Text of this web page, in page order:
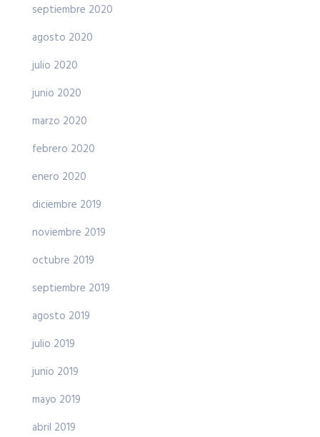
septiembre 2020
agosto 2020
julio 2020
junio 2020
marzo 2020
febrero 2020
enero 2020
diciembre 2019
noviembre 2019
octubre 2019
septiembre 2019
agosto 2019
julio 2019
junio 2019
mayo 2019
abril 2019